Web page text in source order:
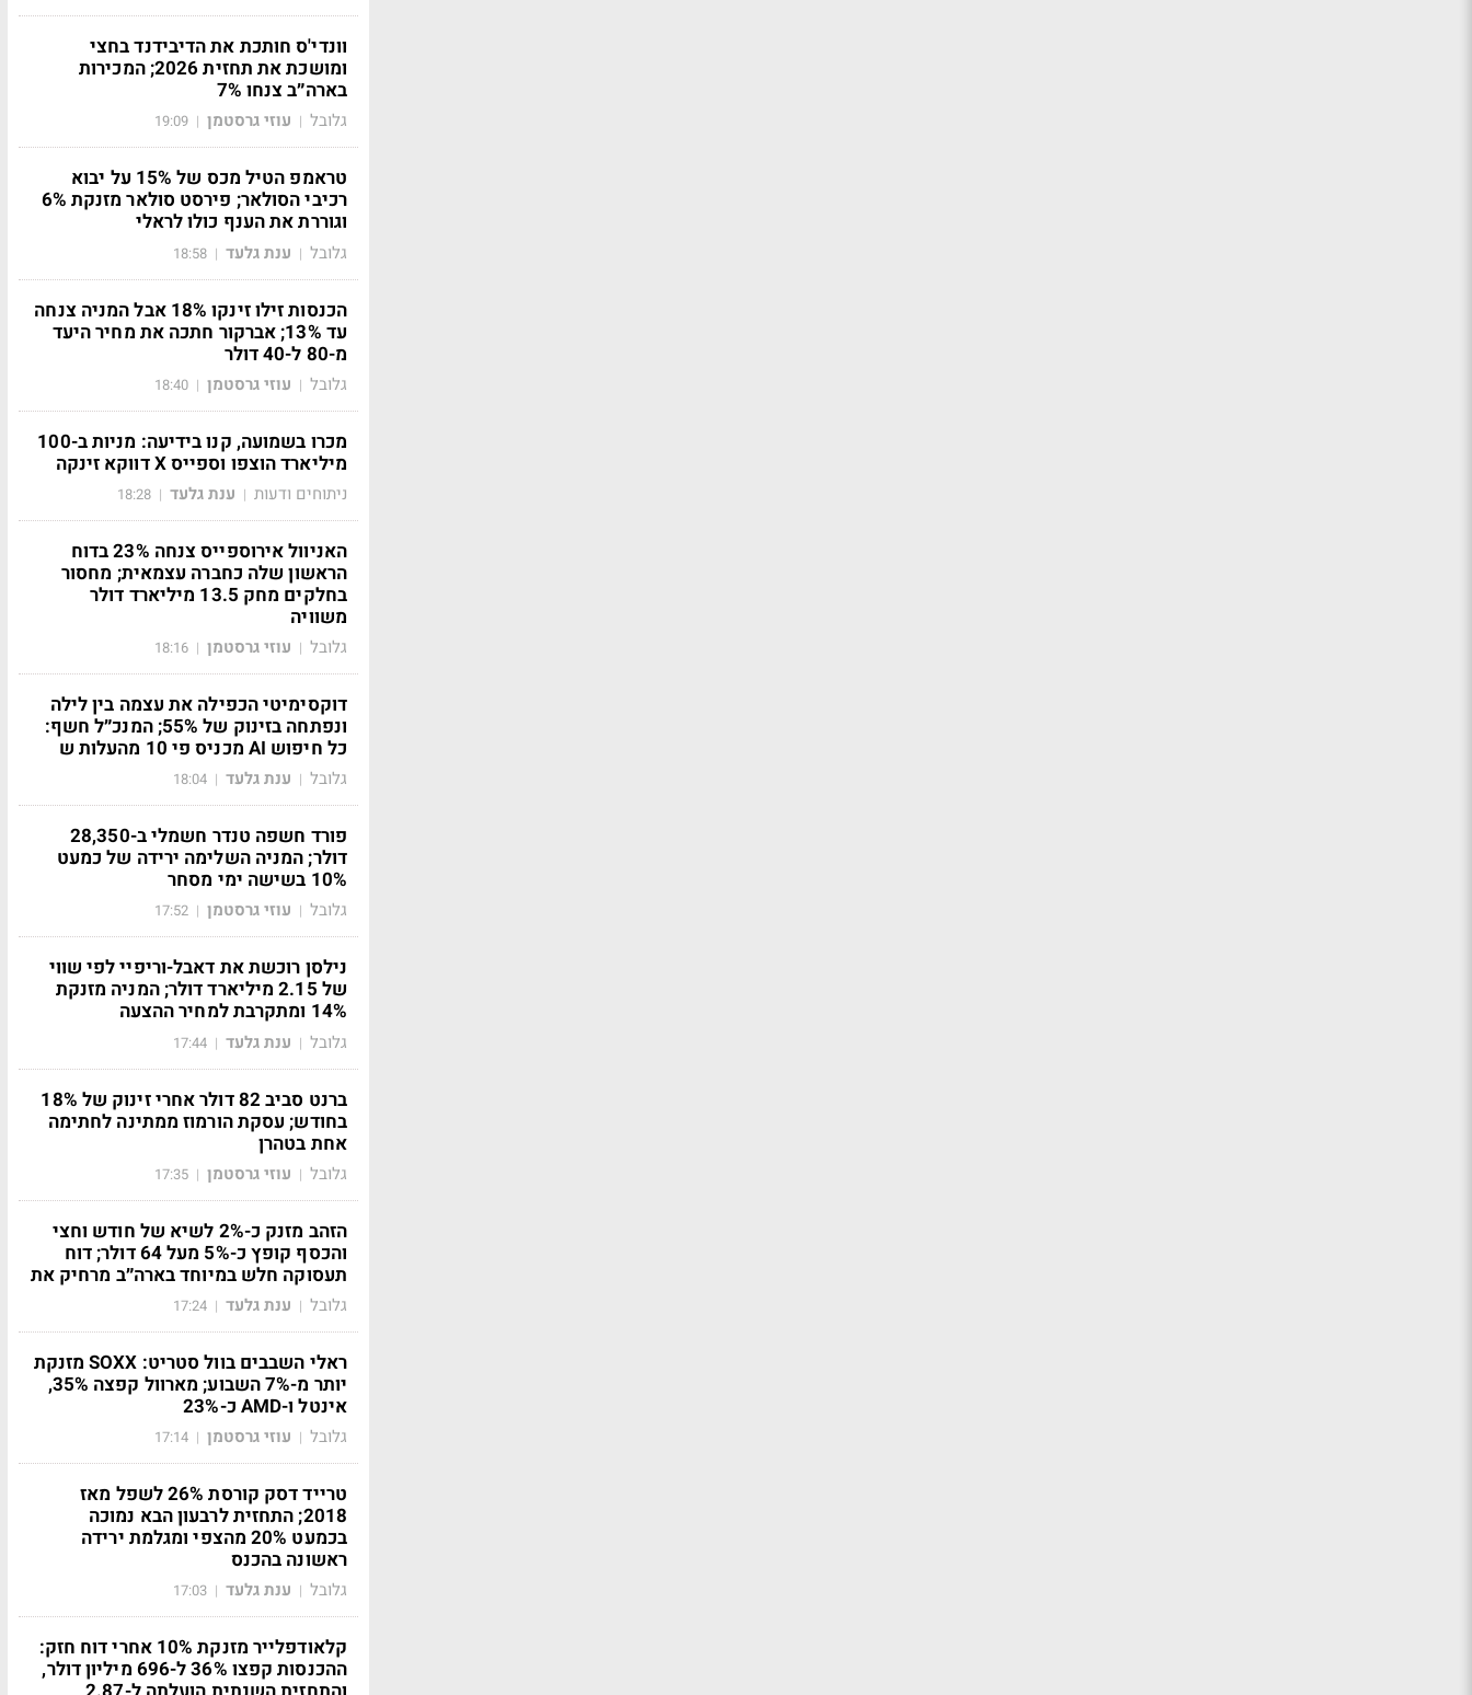
וונדי'ס חותכת את הדיבידנד בחצי
ומושכת את תחזית 2026; המכירות
בארה״ב צנחו 7%
גלובל | עוזי גרסטמן |
19:09
טראמפ הטיל מכס של 15% על יבוא
רכיבי הסולאר; פירסט סולאר מזנקת 6%
וגוררת את הענף כולו לראלי
גלובל | ענת גלעד |
18:58
הכנסות זילו זינקו 18% אבל המניה צנחה
עד 13%; אברקור חתכה את מחיר היעד
מ-80 ל-40 דולר
גלובל | עוזי גרסטמן |
18:40
מכרו בשמועה, קנו בידיעה: מניות ב-100
מיליארד הוצפו וספייס X דווקא זינקה
ניתוחים ודעות | ענת גלעד |
18:28
האניוול אירוספייס צנחה 23% בדוח
הראשון שלה כחברה עצמאית; מחסור
בחלקים מחק 13.5 מיליארד דולר
משוויה
גלובל | עוזי גרסטמן |
18:16
דוקסימיטי הכפילה את עצמה בין לילה
ונפתחה בזינוק של 55%; המנכ״ל חשף:
כל חיפוש AI מכניס פי 10 מהעלות ש
גלובל | ענת גלעד |
18:04
פורד חשפה טנדר חשמלי ב-28,350
דולר; המניה השלימה ירידה של כמעט
10% בשישה ימי מסחר
גלובל | עוזי גרסטמן |
17:52
נילסן רוכשת את דאבל-וריפיי לפי שווי
של 2.15 מיליארד דולר; המניה מזנקת
14% ומתקרבת למחיר ההצעה
גלובל | ענת גלעד |
17:44
ברנט סביב 82 דולר אחרי זינוק של 18%
בחודש; עסקת הורמוז ממתינה לחתימה
אחת בטהרן
גלובל | עוזי גרסטמן |
17:35
הזהב מזנק כ-2% לשיא של חודש וחצי
והכסף קופץ כ-5% מעל 64 דולר; דוח
תעסוקה חלש במיוחד בארה״ב מרחיק את
גלובל | ענת גלעד |
17:24
ראלי השבבים בוול סטריט: SOXX מזנקת
יותר מ-7% השבוע; מארוול קפצה 35%,
אינטל ו-AMD כ-23%
גלובל | עוזי גרסטמן |
17:14
טרייד דסק קורסת 26% לשפל מאז
2018; התחזית לרבעון הבא נמוכה
בכמעט 20% מהצפי ומגלמת ירידה
ראשונה בהכנס
גלובל | ענת גלעד |
17:03
קלאודפלייר מזנקת 10% אחרי דוח חזק:
ההכנסות קפצו 36% ל-696 מיליון דולר,